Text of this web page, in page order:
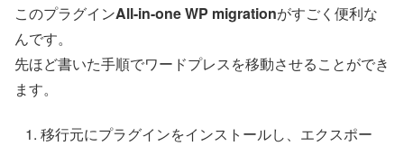
このプラグインAll-in-one WP migrationがすごく便利な
んです。
先ほど書いた手順でワードプレスを移動させることができ
ます。
移行元にプラグインをインストールし、エクスポー